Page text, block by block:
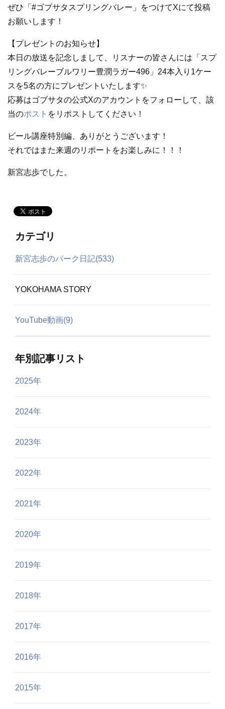
ぜひ「#ゴブサタスプリングバレー」をつけてXにて投稿
お願いします！
【プレゼントのお知らせ】
本日の放送を記念しまして、リスナーの皆さんには「スプ
リングバレーブルワリー豊潤ラガー496」24本入り1ケー
スを5名の方にプレゼントいたします✨
応募はゴブサタの公式Xのアカウントをフォローして、該
当のポスト をリポストしてください！
ビール講座特別編、ありがとうございます！
それではまた来週のリポートをお楽しみに！！！
新宮志歩でした。
カテゴリ
新宮志歩のパーク日記(533)
YOKOHAMA STORY
YouTube動画(9)
年別記事リスト
2025年
2024年
2023年
2022年
2021年
2020年
2019年
2018年
2017年
2016年
2015年